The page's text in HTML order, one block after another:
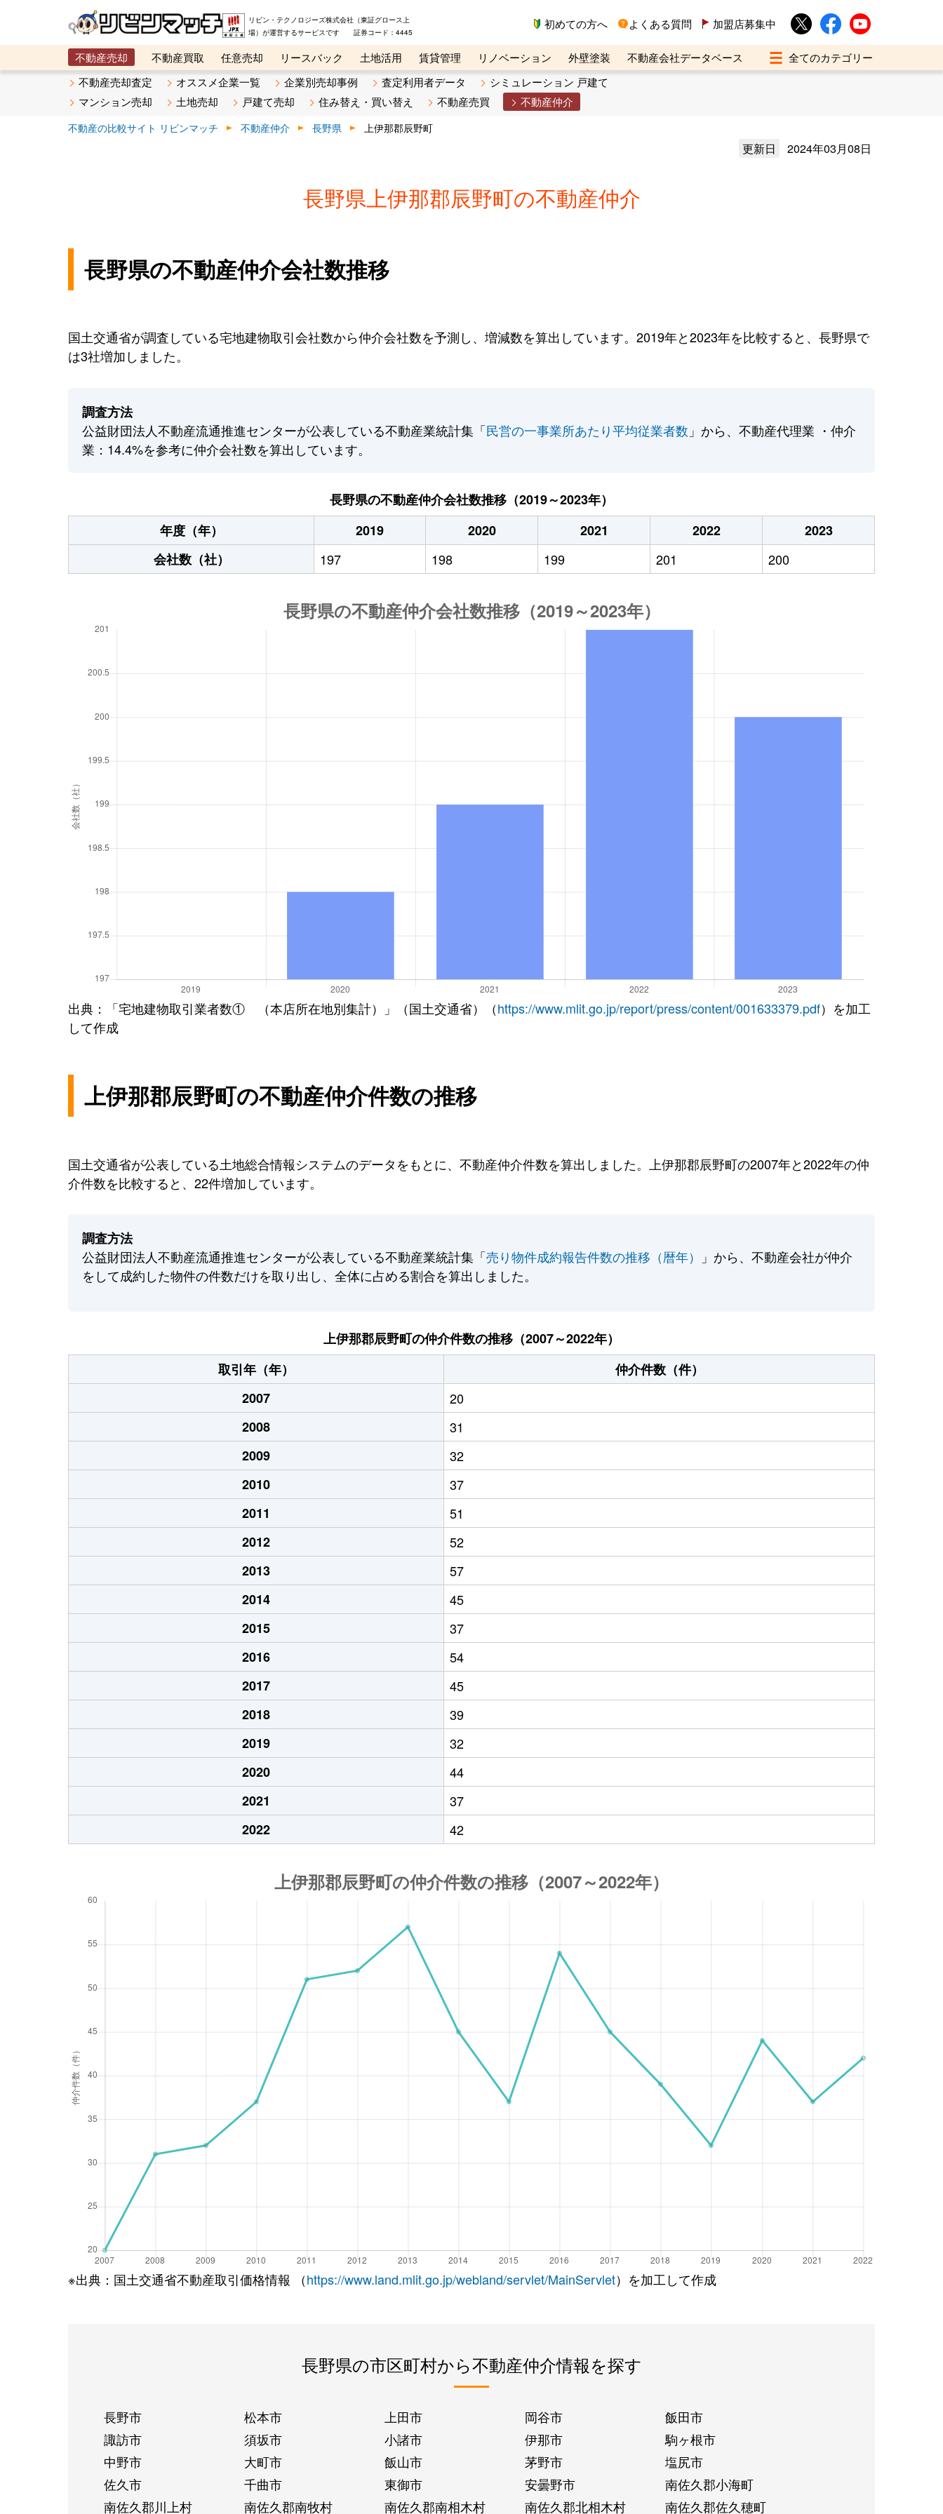
リビン・テクノロジーズ株式会社（東証グロース上
場）が運営するサービスです 証券コード：4445
初めての方へ よくある質問 加盟店募集中
不動産売却 不動産買取 任意売却 リースバック 土地活用 賃貸管理 リノベーション 外壁塗装
不動産会社データベース
メタ住宅展示場
ベスト不動産カンパニー オンライン講座 リビンマガジンBiz 不動産売却ご相談デスク
不動産売却査定 オススメ企業一覧 企業別売却事例 査定利用者データ
シミュレーション 戸建て
マンション売却
土地売却 戸建て売却 住み替え・買い替え 不動産売買 不動産仲介
不動産の比較サイト リビンマッチ 不動産仲介 長野県 上伊那郡辰野町
更新日 2024年03月08日
長野県上伊那郡辰野町の不動産仲介
長野県の不動産仲介会社数推移
国土交通省が調査している宅地建物取引会社数から仲介会社数を予測し、増減数を算出しています。2019年と2023年を比較すると、長野県で
は3社増加しました。
調査方法
公益財団法人不動産流通推進センターが公表している不動産業統計集「民営の一事業所あたり平均従業者数 」から、不動産代理業 ・仲介
業：14.4%を参考に仲介会社数を算出しています。
長野県の不動産仲介会社数推移（2019～2023年）
年度（年）
2019 2020 2021 2022
2023
会社数（社）
197 198 199 201 200
出典：「宅地建物取引業者数① （本店所在地別集計）」（国土交通省）（https://www.mlit.go.jp/report/press/content/001633379.pdf）を加工
して作成
上伊那郡辰野町の不動産仲介件数の推移
国土交通省が公表している土地総合情報システムのデータをもとに、不動産仲介件数を算出しました。上伊那郡辰野町の2007年と2022年の仲
介件数を比較すると、22件増加しています。
調査方法
公益財団法人不動産流通推進センターが公表している不動産業統計集「売り物件成約報告件数の推移（暦年）
」から、不動産会社が仲介
をして成約した物件の件数だけを取り出し、全体に占める割合を算出しました。
上伊那郡辰野町の仲介件数の推移（2007～2022年）
取引年（年）
仲介件数（件）
2007
20
2008
31
2009
32
2010
37
2011
51
2012
52
2013
57
2014
45
2015
37
2016
54
2017
45
2018
39
2019
32
2020
44
2021
37
2022
42
※出典：国土交通省不動産取引価格情報 （https://www.land.mlit.go.jp/webland/servlet/MainServlet）を加工して作成
長野県の市区町村から不動産仲介情報を探す
長野市 松本市 上田市 岡谷市
飯田市
諏訪市
須坂市 小諸市 伊那市
駒ヶ根市
中野市
大町市 飯山市 茅野市
塩尻市
佐久市
千曲市 東御市 安曇野市
南佐久郡小海町
南佐久郡川上村
南佐久郡南牧村 南佐久郡南相木村 南佐久郡北相木村 南佐久郡佐久穂町